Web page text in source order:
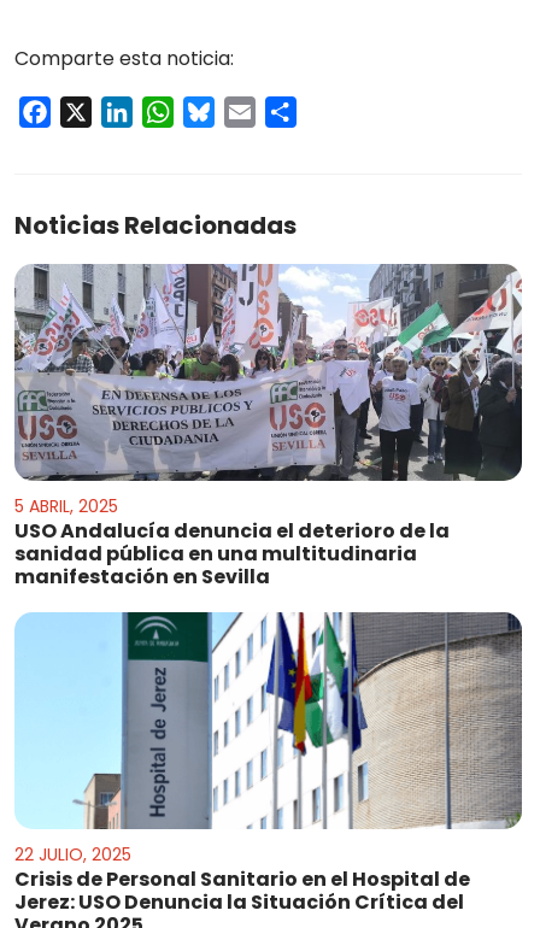
Comparte esta noticia:
Facebook LinkedInWhatsApp
Bluesky
Email
Noticias Relacionadas
5 ABRIL, 2025
USO Andalucía denuncia el deterioro de la
sanidad pública en una multitudinaria
manifestación en Sevilla
22 JULIO, 2025
Crisis de Personal Sanitario en el Hospital de
Jerez: USO Denuncia la Situación Crítica del